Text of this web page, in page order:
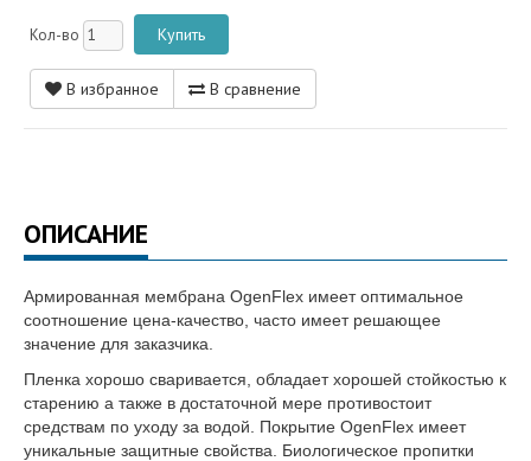
Кол-во
В избранное В сравнение
ОПИСАНИЕ
Армированная мембрана OgenFlex имеет оптимальное
соотношение цена-качество, часто имеет решающее
значение для заказчика.
Пленка хорошо сваривается, обладает хорошей стойкостью к
старению а также в достаточной мере противостоит
средствам по уходу за водой. Покрытие OgenFlex имеет
уникальные защитные свойства. Биологическое пропитки